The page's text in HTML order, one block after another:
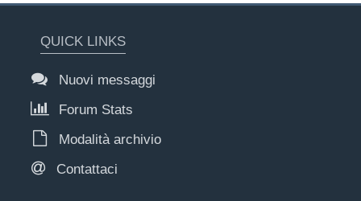
QUICK LINKS
Nuovi messaggi
Forum Stats
Modalità archivio
Contattaci